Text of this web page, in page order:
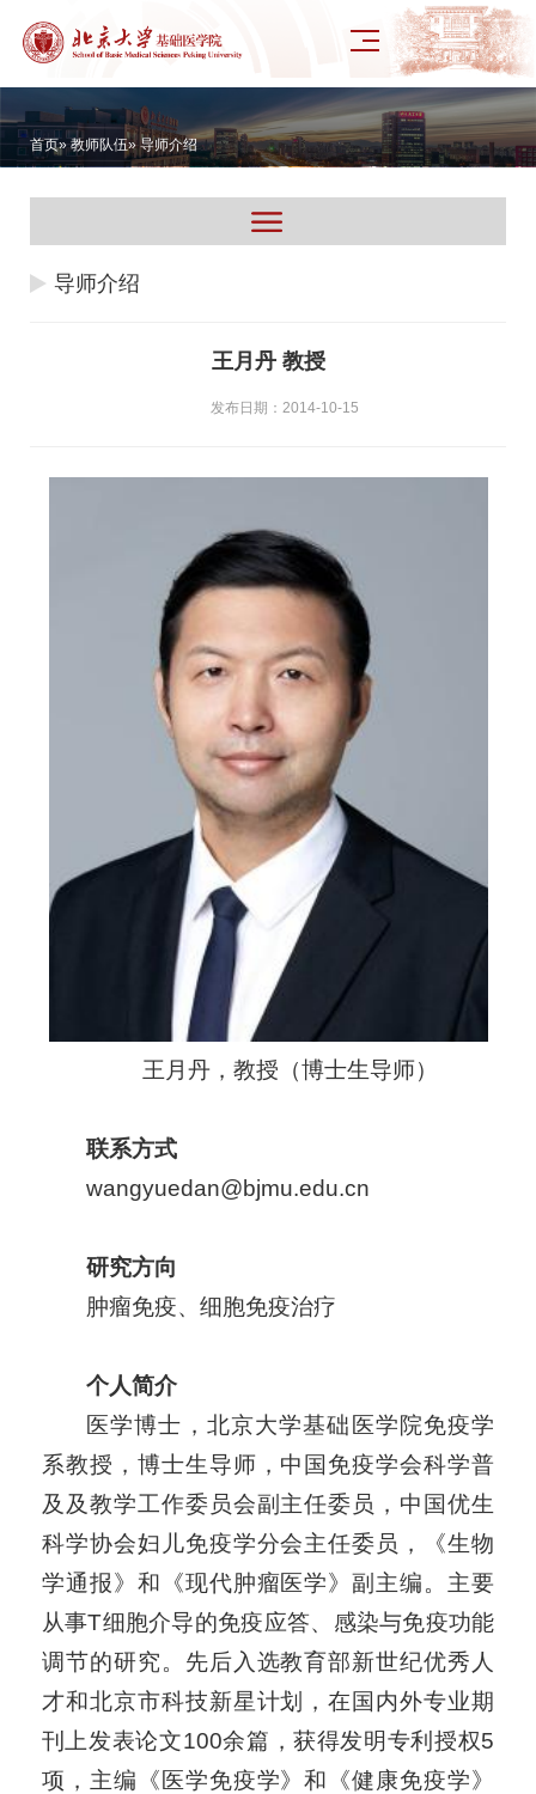
首页»教师队伍» 导师介绍
导师介绍
王月丹 教授
发布日期：2014-10-15
王月丹，教授（博士生导师）
联系方式
wangyuedan@bjmu.edu.cn
研究方向
肿瘤免疫、细胞免疫治疗
个人简介
医学博士，北京大学基础医学院免疫学
系教授，博士生导师，中国免疫学会科学普
及及教学工作委员会副主任委员，中国优生
科学协会妇儿免疫学分会主任委员，《生物
学通报》和《现代肿瘤医学》副主编。主要
从事T细胞介导的免疫应答、感染与免疫功能
调节的研究。先后入选教育部新世纪优秀人
才和北京市科技新星计划，在国内外专业期
刊上发表论文100余篇，获得发明专利授权5
项，主编《医学免疫学》和《健康免疫学》